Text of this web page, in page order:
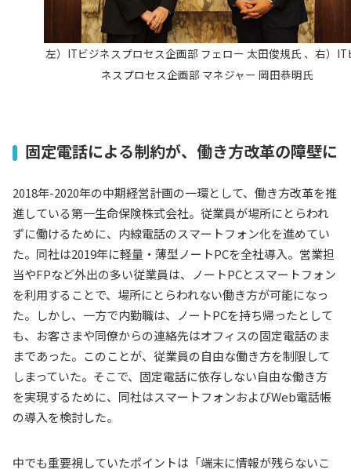
左）ITビジネスプロセス企画部 フェロー 太田俊規氏 、右）IT
ネスプロセス企画部 マネジャー 岡田恭明氏
固定電話による制約が、働き方改革の障壁に
2018年-2020年の中期経営計画の一環として、働き方改革を推
進している第一生命保険株式会社。従業員が場所にとらわれ
ずに働けるために、内線電話のスマートフォン化を進めてい
た。同社は2019年に軽量・薄型ノートPCを全社導入。営業担
当やFPなど外出の多い従業員は、ノートPCとスマートフォン
を利用することで、場所にとらわれない働き方が可能になっ
た。しかし、一方で内勤職は、ノートPCを持ち帰ったとして
も、お客さまや同僚からの連絡先はオフィスの固定電話のま
まであった。このことが、従業員の自由な働き方を制限して
しまっていた。そこで、固定電話に依存しない自由な働き方
を実現するために、同社はスマートフォンおよびWeb電話帳
の導入を検討した。
中でも重要視していたポイントは「端末に情報が残らないこ